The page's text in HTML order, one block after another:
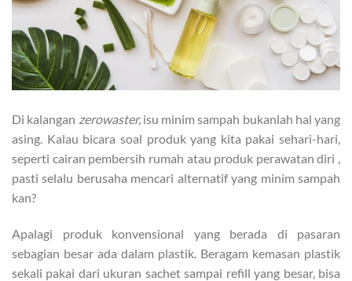
Di kalangan zerowaster, isu minim sampah bukanlah hal yang
asing. Kalau bicara soal produk yang kita pakai sehari-hari,
seperti cairan pembersih rumah atau produk perawatan diri ,
pasti selalu berusaha mencari alternatif yang minim sampah
kan?
Apalagi produk konvensional yang berada di pasaran
sebagian besar ada dalam plastik. Beragam kemasan plastik
sekali pakai dari ukuran sachet sampai refill yang besar, bisa